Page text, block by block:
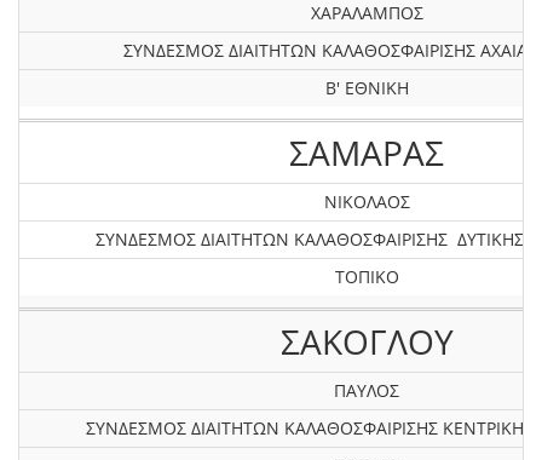
ΧΑΡΑΛΑΜΠΟΣ
ΣΥΝΔΕΣΜΟΣ ΔΙΑΙΤΗΤΩΝ ΚΑΛΑΘΟΣΦΑΙΡΙΣΗΣ AXAIAΣ
Β' ΕΘΝΙΚΗ
ΣΑΜΑΡΑΣ
ΝΙΚΟΛΑΟΣ
ΣΥΝΔΕΣΜΟΣ ΔΙΑΙΤΗΤΩΝ ΚΑΛΑΘΟΣΦΑΙΡΙΣΗΣ ΔΥΤΙΚΗΣ
ΤΟΠΙΚΟ
ΣΑΚΟΓΛΟΥ
ΠΑΥΛΟΣ
ΣΥΝΔΕΣΜΟΣ ΔΙΑΙΤΗΤΩΝ ΚΑΛΑΘΟΣΦΑΙΡΙΣΗΣ